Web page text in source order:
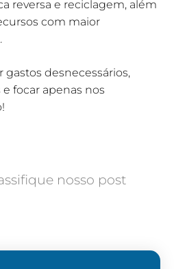
reversa e reciclagem, além
com maior
gastos desnecessários,
focar apenas nos
nosso post